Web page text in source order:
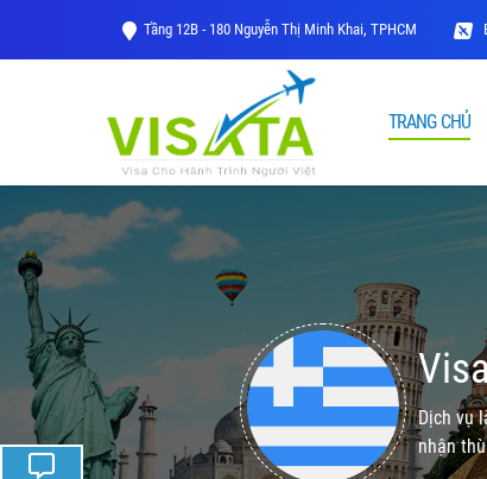
Tầng 12B - 180 Nguyễn Thị Minh Khai, TPHCM
TRANG CHỦ
Dịch vụ
nhận